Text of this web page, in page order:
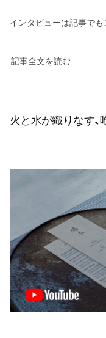
インタビューは記事でも
記事全文を読む
火と水が織りなす